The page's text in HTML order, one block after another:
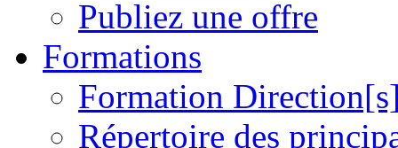
Publiez une offre
Formations
Formation
Répertoire des